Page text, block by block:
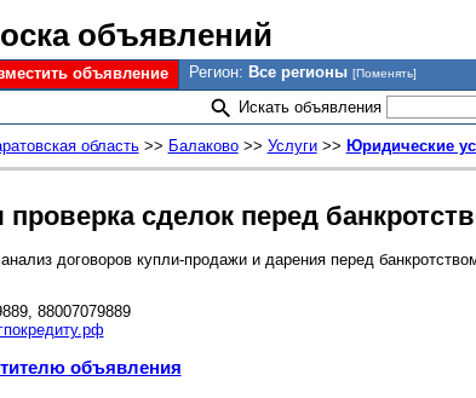
объявлений
объявление Регион: Все регионы [Поменять]
Искать объявления
область>> Балаково>> Услуги>> Юридические
проверка сделок перед
договоров купли-продажи и дарения перед
88007079889
объявления